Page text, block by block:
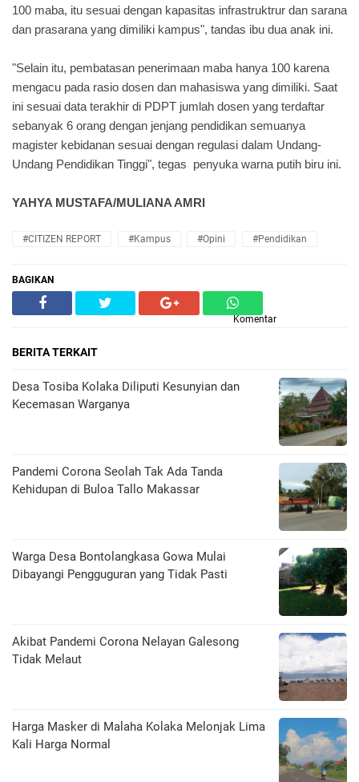
100 maba, itu sesuai dengan kapasitas infrastruktrur dan sarana
dan prasarana yang dimiliki kampus", tandas ibu dua anak ini.
"Selain itu, pembatasan penerimaan maba hanya 100 karena
mengacu pada rasio dosen dan mahasiswa yang dimiliki. Saat
ini sesuai data terakhir di PDPT jumlah dosen yang terdaftar
sebanyak 6 orang dengan jenjang pendidikan semuanya
magister kebidanan sesuai dengan regulasi dalam Undang-
Undang Pendidikan Tinggi", tegas penyuka warna putih biru ini.
YAHYA MUSTAFA/MULIANA AMRI
#CITIZEN REPORT #Kampus #Opini #Pendidikan
BAGIKAN
Komentar
BERITA TERKAIT
Desa Tosiba Kolaka Diliputi Kesunyian dan
Kecemasan Warganya
Pandemi Corona Seolah Tak Ada Tanda
Kehidupan di Buloa Tallo Makassar
Warga Desa Bontolangkasa Gowa Mulai
Dibayangi Pengguguran yang Tidak Pasti
Akibat Pandemi Corona Nelayan Galesong
Tidak Melaut
Harga Masker di Malaha Kolaka Melonjak Lima
Kali Harga Normal